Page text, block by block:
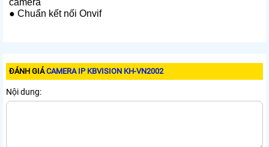
camera
● Chuẩn kết nối Onvif
ĐÁNH GIÁCAMERA IP KBVISION KH-VN2002
Nội dung: